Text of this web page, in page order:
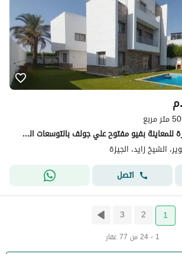
مربع
استلم فوري فيلا جاهزة للمعاينة بفيو مفتوح علي جولف بالتوسعات الشرقية - الشيخ زايد
الشيخ زايد، الجيزة
اتصل
1
2
3
1 - 24 من 77 عقار